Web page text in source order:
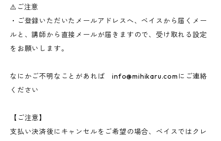
⚠️ご注意
・ご登録いただいたメールアドレスへ、ベイスから届くメー
ルと、講師から直接メールが届きますので、受け取れる設定
をお願いします。
なにかご不明なことがあればinfo@mihikaru.com にご連絡
ください
【ご注意】
支払い決済後にキャンセルをご希望の場合、ベイスではクレ